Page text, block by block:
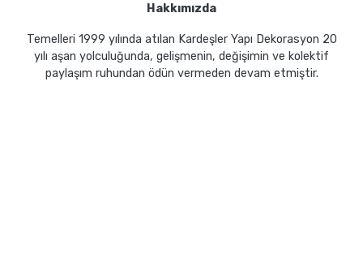
Hakkımızda
Temelleri 1999 yılında atılan Kardeşler Yapı Dekorasyon 20
yılı aşan yolculuğunda, gelişmenin, değişimin ve kolektif
paylaşım ruhundan ödün vermeden devam etmiştir.